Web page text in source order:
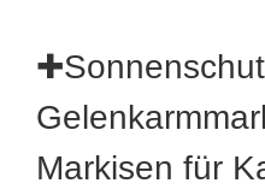
Markisen für